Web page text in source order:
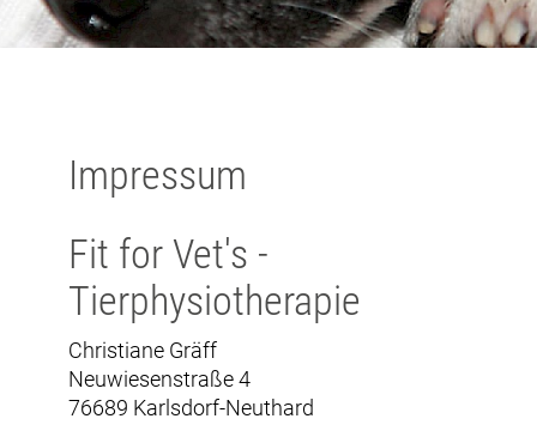
Impressum
Fit for Vet's -
Tierphysiotherapie
Christiane Gräff
Neuwiesenstraße 4
76689 Karlsdorf-Neuthard